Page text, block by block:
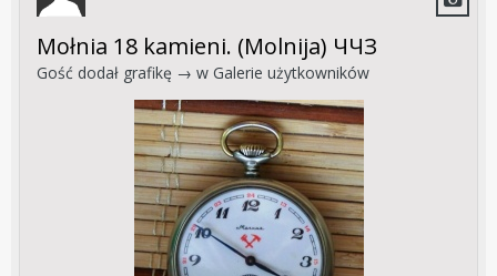
Mołnia 18 kamieni. (Molnija) ЧЧЗ
Gość dodał grafikę → w Galerie użytkowników